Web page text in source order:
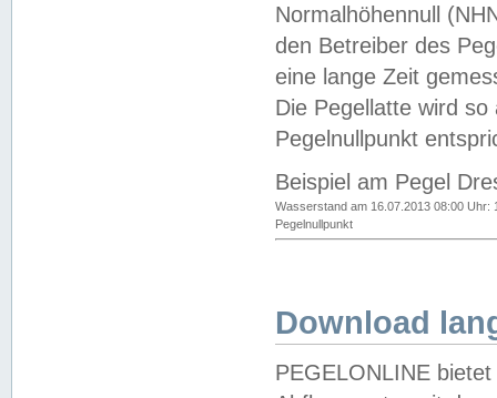
Normalhöhennull
den Betreiber des
eine lange Zeit
Die Pegellatte wird
Pegelnullpunkt
Beispiel am Pegel
Wasserstand am 16.07.2013 08:00 Uhr:
Pegelnullpunkt
Download
PEGELONLINE